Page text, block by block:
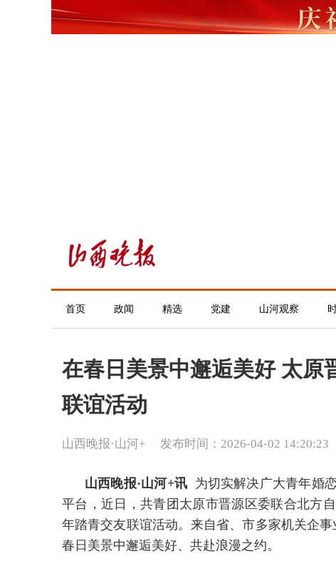
首页 政闻 精选 党建 山河观察
在春日美景中邂逅美好 太原
联谊活动
山西晚报·山河+ 发布时间：2026-04-02 14:20:23
山西晚报·山河+讯 为切实解决广大青年婚
平台，近日，共青团太原市晋源区委联合北方
年踏青交友联谊活动。来自省、市多家机关企
春日美景中邂逅美好、共赴浪漫之约。